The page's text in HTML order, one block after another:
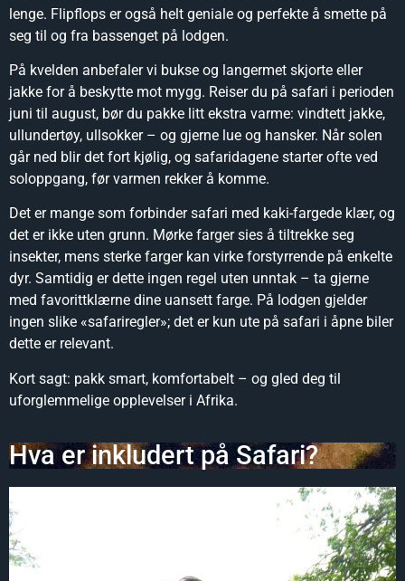
lenge. Flipflops er også helt geniale og perfekte å smette på
seg til og fra bassenget på lodgen.
På kvelden anbefaler vi bukse og langermet skjorte eller
jakke for å beskytte mot mygg. Reiser du på safari i perioden
juni til august, bør du pakke litt ekstra varme: vindtett jakke,
ullundertøy, ullsokker – og gjerne lue og hansker. Når solen
går ned blir det fort kjølig, og safaridagene starter ofte ved
soloppgang, før varmen rekker å komme.
Det er mange som forbinder safari med kaki-fargede klær, og
det er ikke uten grunn. Mørke farger sies å tiltrekke seg
insekter, mens sterke farger kan virke forstyrrende på enkelte
dyr. Samtidig er dette ingen regel uten unntak – ta gjerne
med favorittklærne dine uansett farge. På lodgen gjelder
ingen slike «safariregler»; det er kun ute på safari i åpne biler
dette er relevant.
Kort sagt: pakk smart, komfortabelt – og gled deg til
uforglemmelige opplevelser i Afrika.
Hva er inkludert på Safari?